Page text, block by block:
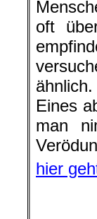
oft
Eines
man
hier